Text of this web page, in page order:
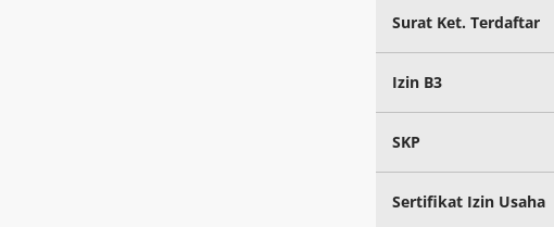
Surat Ket. Terdaftar
Izin B3
SKP
Sertifikat Izin Usaha